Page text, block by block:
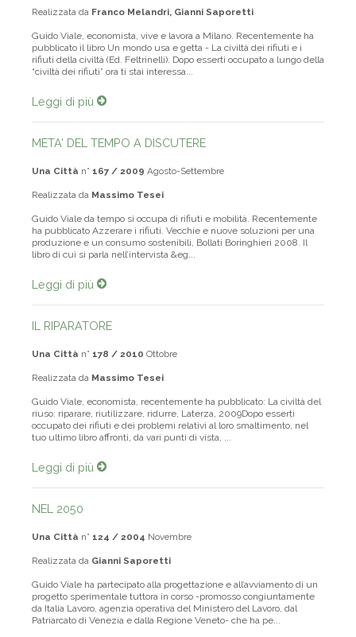
Realizzata da Franco Melandri, Gianni Saporetti
Guido Viale, economista, vive e lavora a Milano. Recentemente ha
pubblicato il libro Un mondo usa e getta - La civiltà dei rifiuti e i
rifiuti della civiltà (Ed. Feltrinelli). Dopo esserti occupato a lungo della
“civiltà dei rifiuti” ora ti stai interessa...
Leggi di più
META' DEL TEMPO A DISCUTERE
Una Città n° 167 / 2009 Agosto-Settembre
Realizzata da Massimo Tesei
Guido Viale da tempo si occupa di rifiuti e mobilità. Recentemente
ha pubblicato Azzerare i rifiuti. Vecchie e nuove soluzioni per una
produzione e un consumo sostenibili, Bollati Boringhieri 2008. Il
libro di cui si parla nell’intervista &eg...
Leggi di più
IL RIPARATORE
Una Città n° 178 / 2010 Ottobre
Realizzata da Massimo Tesei
Guido Viale, economista, recentemente ha pubblicato: La civiltà del
riuso: riparare, riutilizzare, ridurre, Laterza, 2009Dopo esserti
occupato dei rifiuti e dei problemi relativi al loro smaltimento, nel
tuo ultimo libro affronti, da vari punti di vista, ...
Leggi di più
NEL 2050
Una Città n° 124 / 2004 Novembre
Realizzata da Gianni Saporetti
Guido Viale ha partecipato alla progettazione e all’avviamento di un
progetto sperimentale tuttora in corso -promosso congiuntamente
da Italia Lavoro, agenzia operativa del Ministero del Lavoro, dal
Patriarcato di Venezia e dalla Regione Veneto- che ha pe...